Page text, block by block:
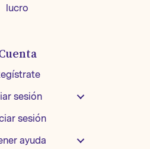
lucro
sesión
sesión
ayuda